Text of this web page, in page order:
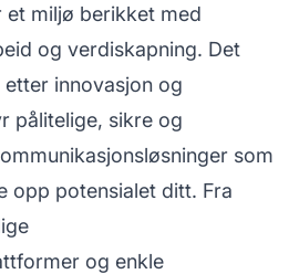
miljø berikket med
og verdiskapning. Det
innovasjon og
pålitelige, sikre og
som
opp potensialet ditt. Fra
og enkle